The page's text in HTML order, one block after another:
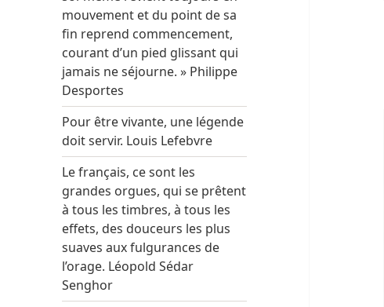
mouvement et du point de sa
fin reprend commencement,
courant d’un pied glissant qui
jamais ne séjourne. » Philippe
Desportes
Pour être vivante, une légende
doit servir. Louis Lefebvre
Le français, ce sont les
grandes orgues, qui se prêtent
à tous les timbres, à tous les
effets, des douceurs les plus
suaves aux fulgurances de
l’orage. Léopold Sédar
Senghor